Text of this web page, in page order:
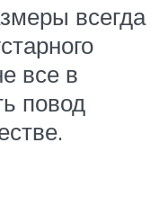
всегда
все в
повод